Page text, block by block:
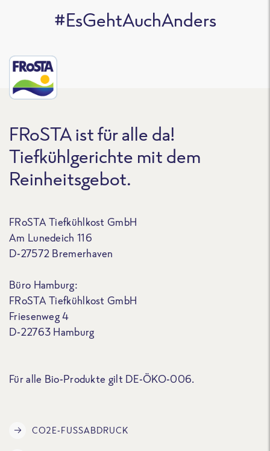
#EsGehtAuchAnders
FRoSTA ist für alle da!
Tiefkühlgerichte mit dem
Reinheitsgebot.
FRoSTA Tiefkühlkost GmbH
Am Lunedeich 116
D-27572 Bremerhaven
Büro Hamburg:
FRoSTA Tiefkühlkost GmbH
Friesenweg 4
D-22763 Hamburg
Für alle Bio-Produkte gilt DE-ÖKO-006.
CO2E-FUSSABDRUCK